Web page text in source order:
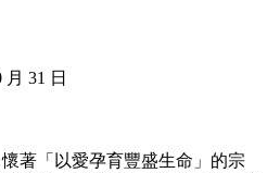
31 日
著「以愛孕育豐盛生命」的宗